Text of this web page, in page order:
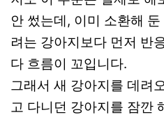
안 썼는데, 이미 소환해
려는 강아지보다 먼저 반
다 흐름이 꼬입니다.
그래서 새 강아지를 데려
고 다니던 강아지를 잠깐